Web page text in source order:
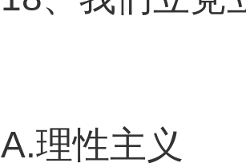
A.理性主义